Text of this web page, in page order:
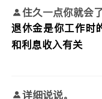
住久一点你就会
退休金是你工作时
和利息收入有关
详细说说。